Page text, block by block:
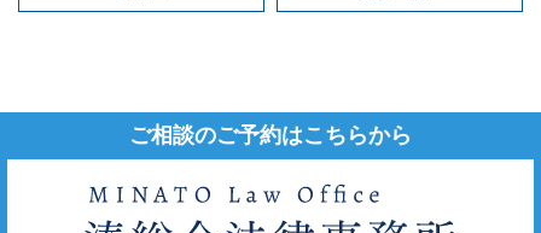
ご相談のご予約はこちらから